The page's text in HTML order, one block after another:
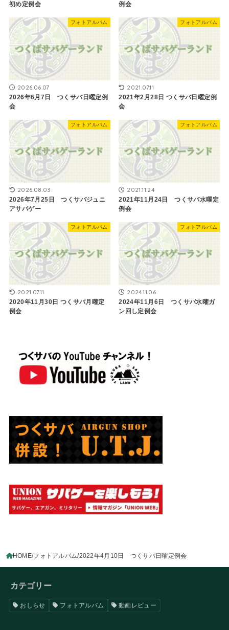
初め定例会
例会
フォトアルバム
2026.06.07
2026年6月7日 つくサバ日曜定例
会
フォトアルバム
2021.07.11
2021年2月28日 ​つくサバ日曜定例
会
フォトアルバム
2026.08.03
2026年7月25日 つくサバジュニ
アサバゲー
フォトアルバム
2021.11.24
2021年11月24日 つくサバ水曜定
例会
フォトアルバム
2021.07.11
2020年11月30日 つくサバ月曜定
例会
フォトアルバム
2024.11.06
2024年11月6日 つくサバ水曜ガ
ン回し定例会
HOME フォトアルバム 2022年4月10日 つくサバ日曜定例会
カテゴリー
おしらせ フォトアルバム 動画レビュー